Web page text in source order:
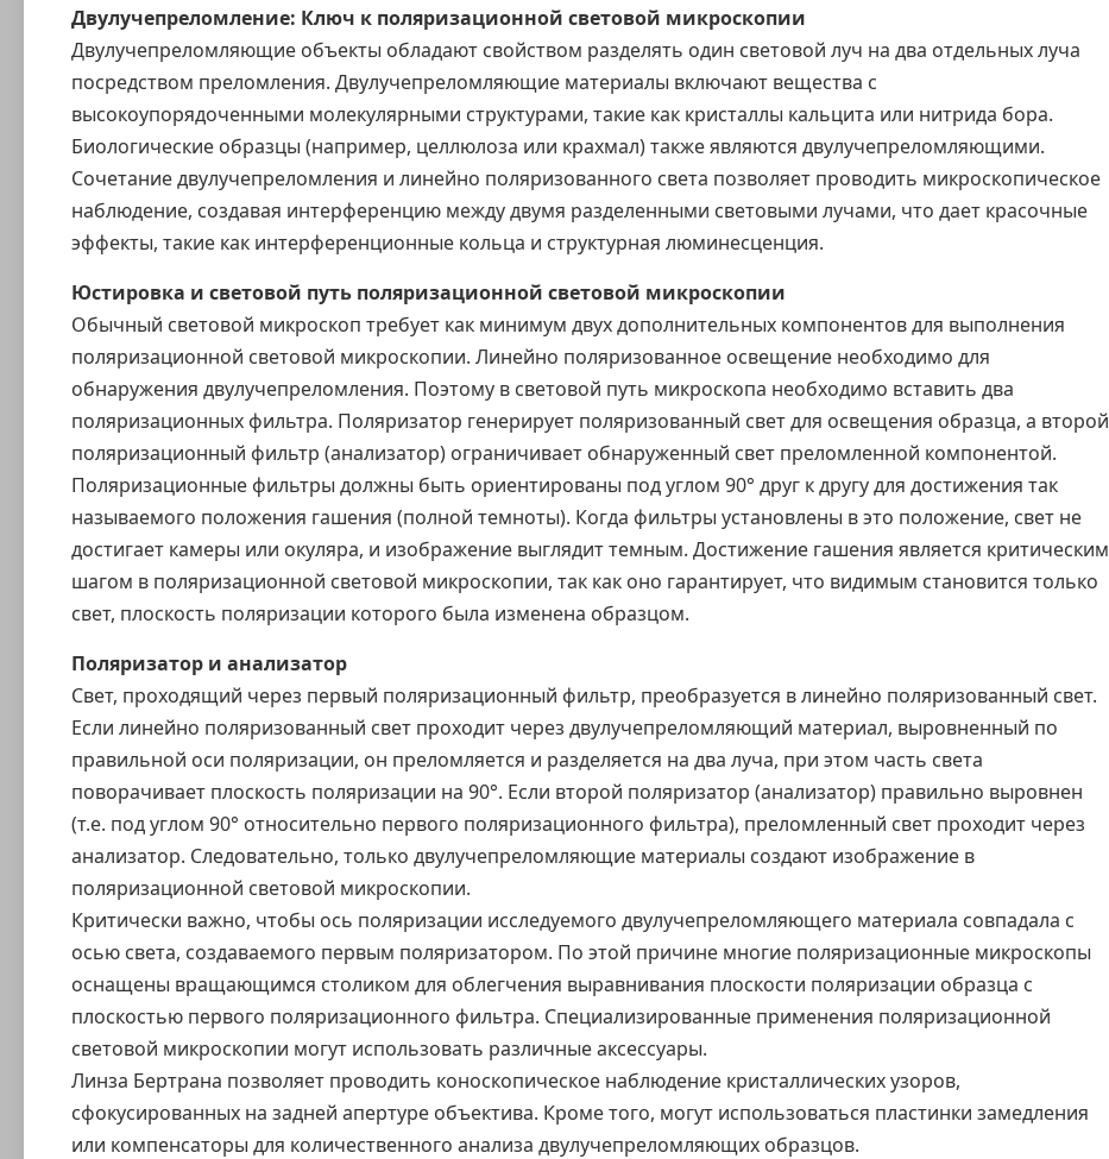
Двулучепреломление: Ключ к поляризационной световой микроскопии
Двулучепреломляющие объекты обладают свойством разделять один световой луч на два отдельных луча
посредством преломления. Двулучепреломляющие материалы включают вещества с
высокоупорядоченными молекулярными структурами, такие как кристаллы кальцита или нитрида бора.
Биологические образцы (например, целлюлоза или крахмал) также являются двулучепреломляющими.
Сочетание двулучепреломления и линейно поляризованного света позволяет проводить микроскопическое
наблюдение, создавая интерференцию между двумя разделенными световыми лучами, что дает красочные
эффекты, такие как интерференционные кольца и структурная люминесценция.
Юстировка и световой путь поляризационной световой микроскопии
Обычный световой микроскоп требует как минимум двух дополнительных компонентов для выполнения
поляризационной световой микроскопии. Линейно поляризованное освещение необходимо для
обнаружения двулучепреломления. Поэтому в световой путь микроскопа необходимо вставить два
поляризационных фильтра. Поляризатор генерирует поляризованный свет для освещения образца, а второй
поляризационный фильтр (анализатор) ограничивает обнаруженный свет преломленной компонентой.
Поляризационные фильтры должны быть ориентированы под углом 90° друг к другу для достижения так
называемого положения гашения (полной темноты). Когда фильтры установлены в это положение, свет не
достигает камеры или окуляра, и изображение выглядит темным. Достижение гашения является критическим
шагом в поляризационной световой микроскопии, так как оно гарантирует, что видимым становится только
свет, плоскость поляризации которого была изменена образцом.
Поляризатор и анализатор
Свет, проходящий через первый поляризационный фильтр, преобразуется в линейно поляризованный свет.
Если линейно поляризованный свет проходит через двулучепреломляющий материал, выровненный по
правильной оси поляризации, он преломляется и разделяется на два луча, при этом часть света
поворачивает плоскость поляризации на 90°. Если второй поляризатор (анализатор) правильно выровнен
(т.е. под углом 90° относительно первого поляризационного фильтра), преломленный свет проходит через
анализатор. Следовательно, только двулучепреломляющие материалы создают изображение в
поляризационной световой микроскопии.
Критически важно, чтобы ось поляризации исследуемого двулучепреломляющего материала совпадала с
осью света, создаваемого первым поляризатором. По этой причине многие поляризационные микроскопы
оснащены вращающимся столиком для облегчения выравнивания плоскости поляризации образца с
плоскостью первого поляризационного фильтра. Специализированные применения поляризационной
световой микроскопии могут использовать различные аксессуары.
Линза Бертрана позволяет проводить коноскопическое наблюдение кристаллических узоров,
сфокусированных на задней апертуре объектива. Кроме того, могут использоваться пластинки замедления
или компенсаторы для количественного анализа двулучепреломляющих образцов.